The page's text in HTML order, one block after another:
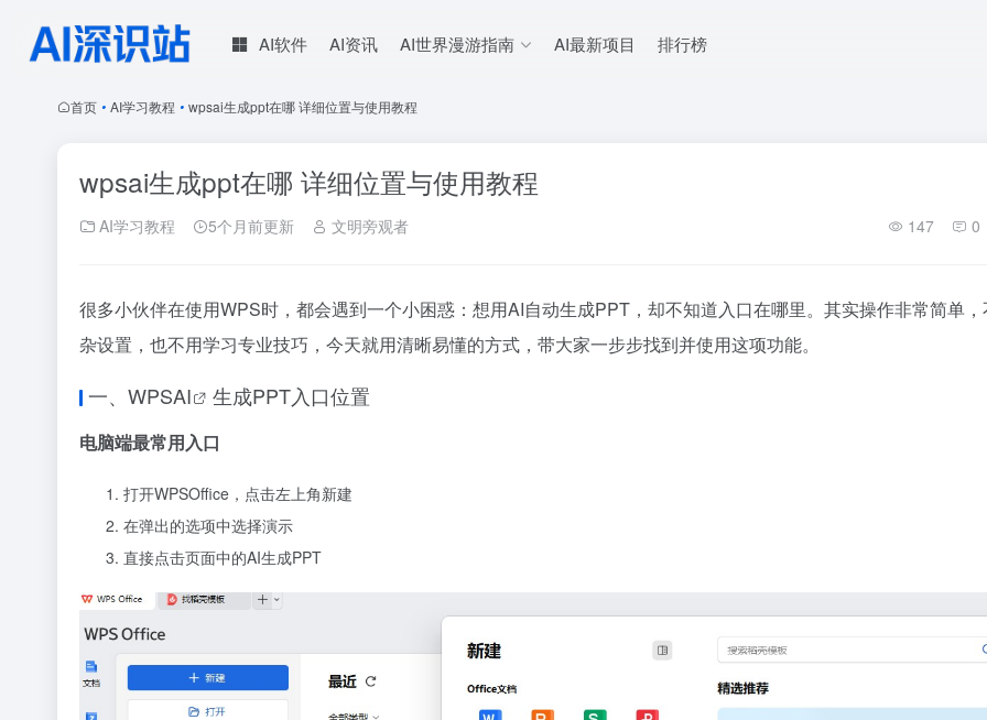
AI软件 AI资讯 AI世界漫游指南 AI最新项目 排行榜
首页 • AI学习教程 • wpsai生成ppt在哪 详细位置与使用教程
wpsai生成ppt在哪 详细位置与使用教程
AI学习教程 5个月前更新 文明旁观者 147 0
很多小伙伴在使用WPS时，都会遇到一个小困惑：想用AI自动生成PPT ，却不知道入口在哪里。其实操作非常简单
杂设置，也不用学习专业技巧，今天就用清晰易懂的方式，带大家一步步找到并使用这项功能。
一、WPSAI 生成PPT入口位置
电脑端最常用入口
打开WPSOffice，点击左上角新建
在弹出的选项中选择演示
直接点击页面中的AI生成PPT